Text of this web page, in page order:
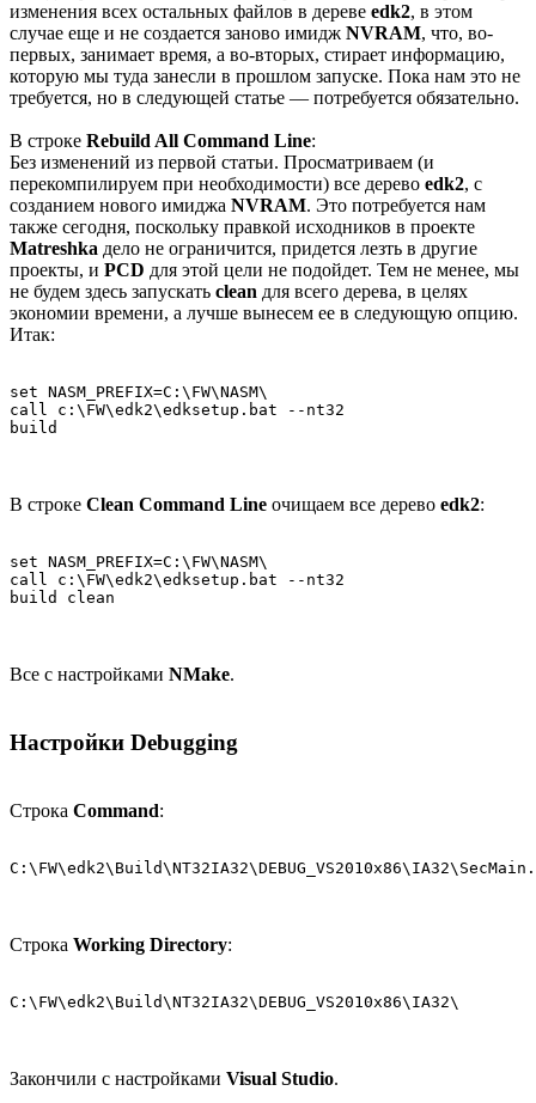
изменения всех остальных файлов в дереве edk2, в этом
случае еще и не создается заново имидж NVRAM, что, во-
первых, занимает время, а во-вторых, стирает информацию,
которую мы туда занесли в прошлом запуске. Пока нам это не
требуется, но в следующей статье — потребуется обязательно.
В строке Rebuild All Command Line:
Без изменений из первой статьи. Просматриваем (и
перекомпилируем при необходимости) все дерево edk2, с
созданием нового имиджа NVRAM. Это потребуется нам
также сегодня, поскольку правкой исходников в проекте
Matreshka дело не ограничится, придется лезть в другие
проекты, и PCD для этой цели не подойдет. Тем не менее, мы
не будем здесь запускать clean для всего дерева, в целях
экономии времени, а лучше вынесем ее в следующую опцию.
Итак:
set NASM_PREFIX=C:\FW\NASM\
call c:\FW\edk2\edksetup.bat --nt32
build
В строке Clean Command Line очищаем все дерево edk2:
set NASM_PREFIX=C:\FW\NASM\
call c:\FW\edk2\edksetup.bat --nt32
build clean
Все с настройками NMake.
Настройки Debugging
Строка Command:
Строка Working Directory:
C:\FW\edk2\Build\NT32IA32\DEBUG_VS2010x86\IA32\
Закончили с настройками Visual Studio.